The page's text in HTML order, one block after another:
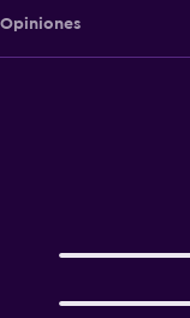
Opiniones